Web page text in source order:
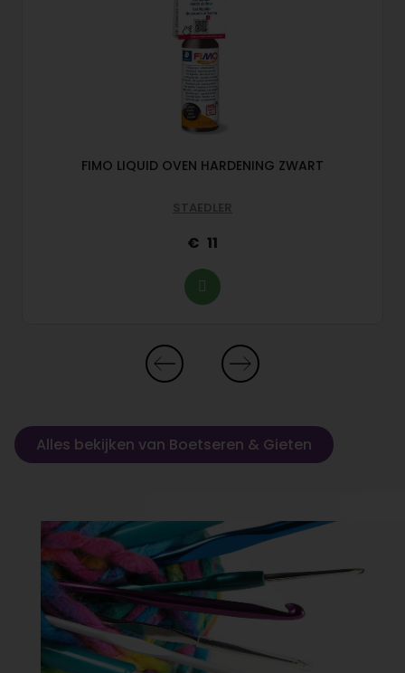
FIMO LIQUID OVEN HARDENING ZWART
STAEDLER
11
Alles bekijken van Boetseren & Gieten